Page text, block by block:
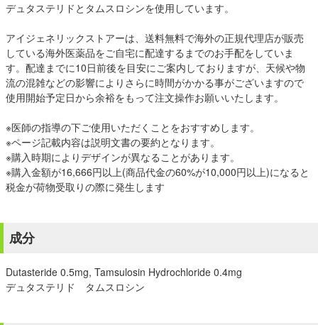
デュタステリドとタムスロシンを使用しています。
アイジェネリックストアーは、送料無料で海外の正規代理店が販売
している海外医薬品をご自宅に配達するまでのお手配をしていま
す。配達までに10日前後を目安にご案内しておりますが、天候や物
流の混雑などの影響によりさらに時間がかかる事がございますので
使用開始予定日から余裕をもって注文操作お願いいたします。
※医師の指導の下ご使用いただくことをおすすめします。
※ページ記載内容は説明文書の要約となります。
※購入時期によりデザインが異なることがあります。
※購入金額が16,666円以上(商品代金の60%が10,000円以上)になると
税金が荷物受取りの際に発生します
成分
Dutasteride 0.5mg, Tamsulosin Hydrochloride 0.4mg
デュタステリド タムスロシン